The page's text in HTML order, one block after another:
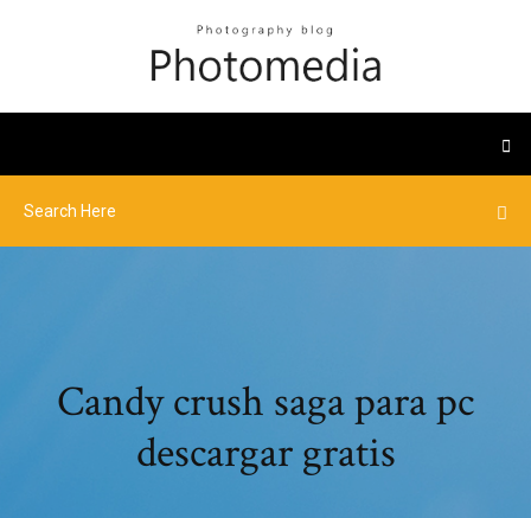
Candy crush saga para pc
descargar gratis